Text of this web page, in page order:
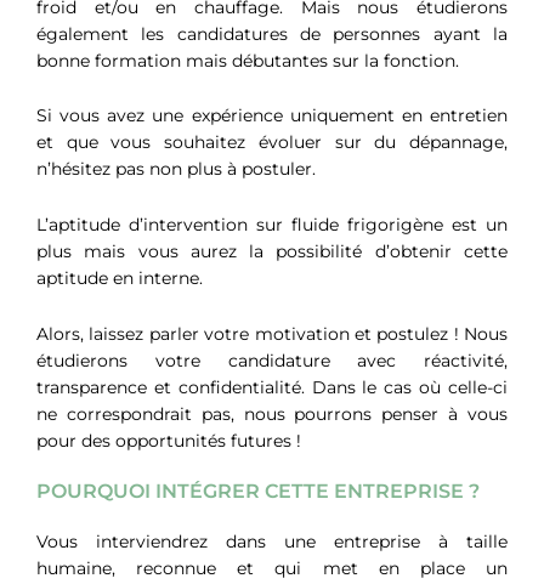
froid et/ou en chauffage. Mais nous étudierons
également les candidatures de personnes ayant la
bonne formation mais débutantes sur la fonction.
Si vous avez une expérience uniquement en entretien
et que vous souhaitez évoluer sur du dépannage,
n’hésitez pas non plus à postuler.
L’aptitude d’intervention sur fluide frigorigène est un
plus mais vous aurez la possibilité d’obtenir cette
aptitude en interne.
Alors, laissez parler votre motivation et postulez ! Nous
étudierons votre candidature avec réactivité,
transparence et confidentialité. Dans le cas où celle-ci
ne correspondrait pas, nous pourrons penser à vous
pour des opportunités futures !
POURQUOI INTÉGRER CETTE ENTREPRISE ?
Vous interviendrez dans une entreprise à taille
humaine, reconnue et qui met en place un